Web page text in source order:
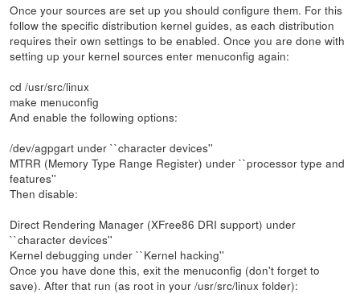
Once your sources are set up you should configure them. For this
follow the specific distribution kernel guides, as each distribution
requires their own settings to be enabled. Once you are done with
setting up your kernel sources enter menuconfig again:
cd /usr/src/linux
make menuconfig
And enable the following options:
/dev/agpgart under ``character devices''
MTRR (Memory Type Range Register) under ``processor type and
features''
Then disable:
Direct Rendering Manager (XFree86 DRI support) under
``character devices''
Kernel debugging under ``Kernel hacking''
Once you have done this, exit the menuconfig (don't forget to
save). After that run (as root in your /usr/src/linux folder):